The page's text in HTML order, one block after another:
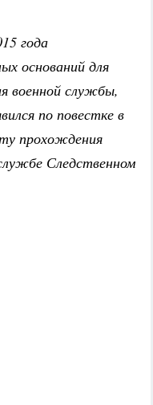
года
оснований для
военной службы,
по повестке в
прохождения
Следственном